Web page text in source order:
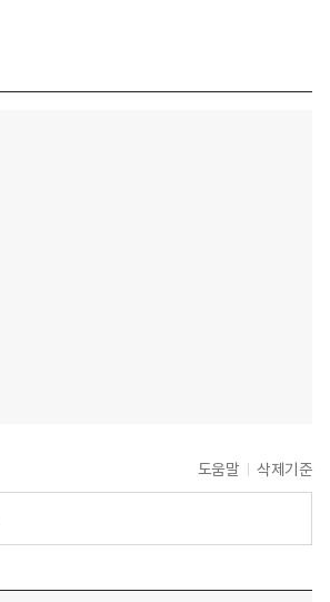
도움말 삭제기준